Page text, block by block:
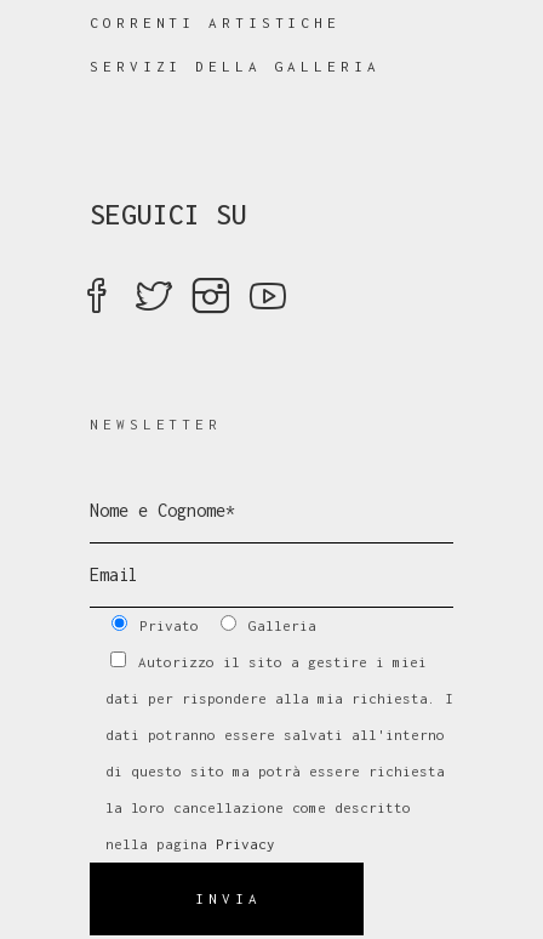
CORRENTI ARTISTICHE
SERVIZI DELLA GALLERIA
SEGUICI SU
NEWSLETTER
Privato Galleria
Autorizzo il sito a gestire i miei
dati per rispondere alla mia richiesta. I
dati potranno essere salvati all'interno
di questo sito ma potrà essere richiesta
la loro cancellazione come descritto
nella pagina Privacy
INVIA